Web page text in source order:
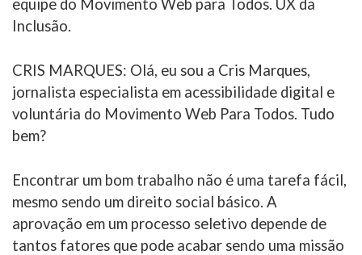
equipe do Movimento Web para Todos. UX da
Inclusão.
CRIS MARQUES: Olá, eu sou a Cris Marques,
jornalista especialista em acessibilidade digital e
voluntária do Movimento Web Para Todos. Tudo
bem?
Encontrar um bom trabalho não é uma tarefa fácil,
mesmo sendo um direito social básico. A
aprovação em um processo seletivo depende de
tantos fatores que pode acabar sendo uma missão